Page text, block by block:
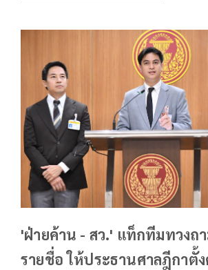
'ฝ่ายค้าน - สว.' แท็กทีมทวงถ
รายชื่อ ให้ประธานศาลฎีกาตั้